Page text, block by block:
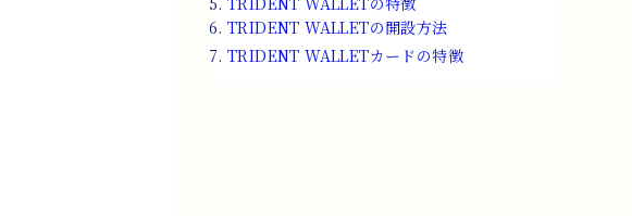
TRIDENT WALLETの開設方法
TRIDENT WALLETカードの特徴